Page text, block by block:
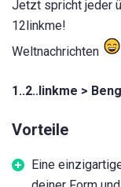
Jetzt spricht jeder
12linkme!
Weltnachrichten
1..2..linkme >
Vorteile
Eine